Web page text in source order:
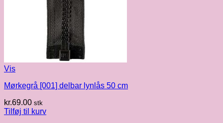
Vis
Mørkegrå [001] delbar lynlås 50 cm
kr.69.00 stk
Tilføj til kurv